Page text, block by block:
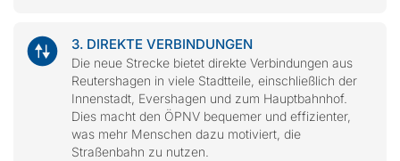
3. DIREKTE VERBINDUNGEN
Die neue Strecke bietet direkte Verbindungen aus
Reutershagen in viele Stadtteile, einschließlich der
Innenstadt, Evershagen und zum Hauptbahnhof.
Dies macht den ÖPNV bequemer und effizienter,
was mehr Menschen dazu motiviert, die
Straßenbahn zu nutzen.